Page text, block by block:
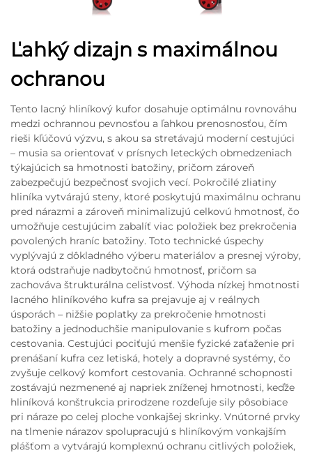
Ľahký dizajn s maximálnou
ochranou
Tento lacný hliníkový kufor dosahuje optimálnu rovnováhu
medzi ochrannou pevnosťou a ľahkou prenosnosťou, čím
rieši kľúčovú výzvu, s akou sa stretávajú moderní cestujúci
– musia sa orientovať v prísnych leteckých obmedzeniach
týkajúcich sa hmotnosti batožiny, pričom zároveň
zabezpečujú bezpečnosť svojich vecí. Pokročilé zliatiny
hliníka vytvárajú steny, ktoré poskytujú maximálnu ochranu
pred nárazmi a zároveň minimalizujú celkovú hmotnosť, čo
umožňuje cestujúcim zabalíť viac položiek bez prekročenia
povolených hraníc batožiny. Toto technické úspechy
vyplývajú z dôkladného výberu materiálov a presnej výroby,
ktorá odstraňuje nadbytočnú hmotnosť, pričom sa
zachováva štrukturálna celistvosť. Výhoda nízkej hmotnosti
lacného hliníkového kufra sa prejavuje aj v reálnych
úsporách – nižšie poplatky za prekročenie hmotnosti
batožiny a jednoduchšie manipulovanie s kufrom počas
cestovania. Cestujúci pociťujú menšie fyzické zaťaženie pri
prenášaní kufra cez letiská, hotely a dopravné systémy, čo
zvyšuje celkový komfort cestovania. Ochranné schopnosti
zostávajú nezmenené aj napriek zníženej hmotnosti, keďže
hliníková konštrukcia prirodzene rozdeľuje sily pôsobiace
pri náraze po celej ploche vonkajšej skrinky. Vnútorné prvky
na tlmenie nárazov spolupracujú s hliníkovým vonkajším
plášťom a vytvárajú komplexnú ochranu citlivých položiek,